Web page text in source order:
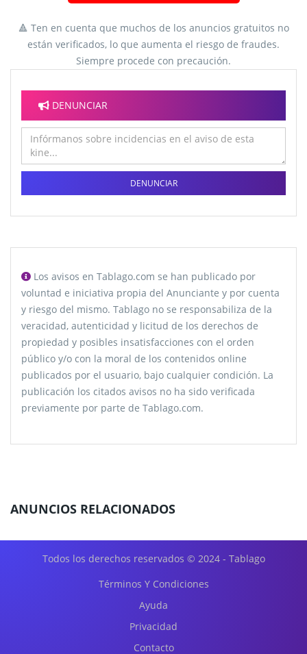
🔺 Ten en cuenta que muchos de los anuncios gratuitos no
están verificados, lo que aumenta el riesgo de fraudes.
Siempre procede con precaución.
DENUNCIAR
DENUNCIAR
Los avisos en Tablago.com se han publicado por
voluntad e iniciativa propia del Anunciante y por cuenta
y riesgo del mismo. Tablago no se responsabiliza de la
veracidad, autenticidad y licitud de los derechos de
propiedad y posibles insatisfacciones con el orden
público y/o con la moral de los contenidos online
publicados por el usuario, bajo cualquier condición. La
publicación los citados avisos no ha sido verificada
previamente por parte de Tablago.com.
ANUNCIOS RELACIONADOS
Todos los derechos reservados © 2024 - Tablago
Términos Y Condiciones
Ayuda
Privacidad
Contacto